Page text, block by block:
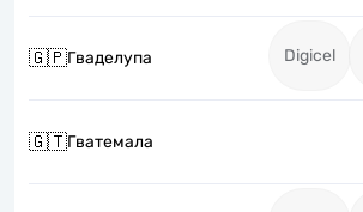
🇬🇵Гваделупа Digicel
🇬🇹Гватемала